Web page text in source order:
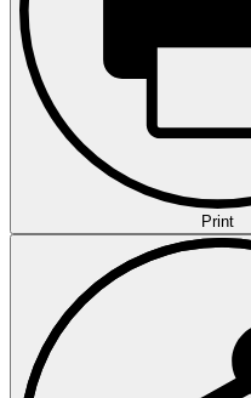
Print